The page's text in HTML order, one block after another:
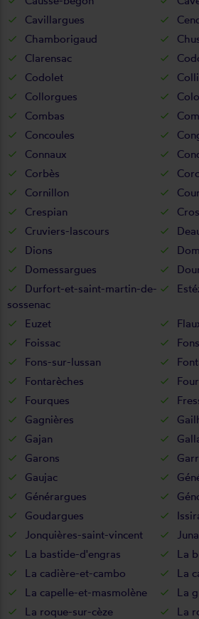
Cavillargues
Chamborigaud
Clarensac
Codolet
Collorgues
Combas
Concoules
Connaux
Corbès
Cornillon
Crespian
Cros
Cruviers-lascours
Dions
Domessargues
Durfort-et-saint-martin-de-
sossenac
Euzet
Foissac
Fons
Fons-sur-lussan
Fontarèches
Fourques
Gagnières
Gajan
Garons
Gaujac
Générargues
Goudargues
Jonquières-saint-vincent
La bastide-d'engras
La
La cadière-et-cambo
La
La capelle-et-masmolène
La
La roque-sur-cèze
La